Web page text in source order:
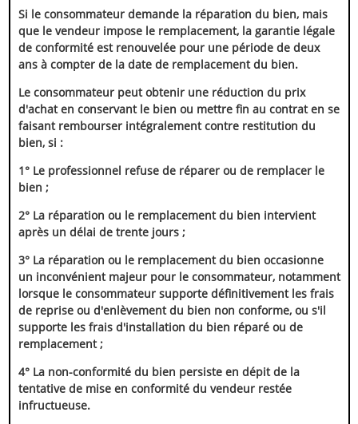
Si le consommateur demande la réparation du bien, mais
que le vendeur impose le remplacement, la garantie légale
de conformité est renouvelée pour une période de deux
ans à compter de la date de remplacement du bien.
Le consommateur peut obtenir une réduction du prix
d'achat en conservant le bien ou mettre fin au contrat en se
faisant rembourser intégralement contre restitution du
bien, si :
1° Le professionnel refuse de réparer ou de remplacer le
bien ;
2° La réparation ou le remplacement du bien intervient
après un délai de trente jours ;
3° La réparation ou le remplacement du bien occasionne
un inconvénient majeur pour le consommateur, notamment
lorsque le consommateur supporte définitivement les frais
de reprise ou d'enlèvement du bien non conforme, ou s'il
supporte les frais d'installation du bien réparé ou de
remplacement ;
4° La non-conformité du bien persiste en dépit de la
tentative de mise en conformité du vendeur restée
infructueuse.